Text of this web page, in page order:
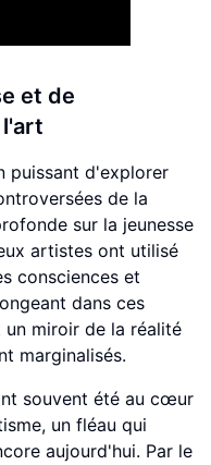
et de
puissant d'explorer
de la
sur la jeunesse
artistes ont utilisé
consciences et
dans ces
miroir de la réalité
marginalisés.
souvent été au cœur
un fléau qui
aujourd'hui. Par le